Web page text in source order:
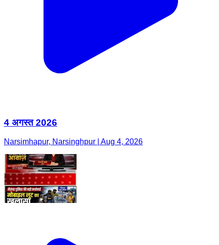
4 अगस्त 2026
Narsimhapur, Narsinghpur | Aug 4, 2026